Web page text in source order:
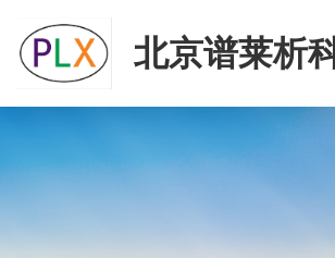
北京谱莱析